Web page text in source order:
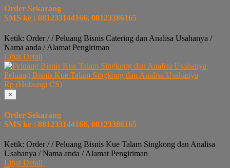
Order Sekarang
SMS ke : 081233144166, 08123386165
Ketik: Order / / Peluang Bisnis Catering dan Analisa Usahanya /
Nama anda / Alamat Pengiriman
Lihat Detail
Peluang Bisnis Kue Talam Singkong dan Analisa Usahanya
Rp (Hubungi CS)
×
Order Sekarang
SMS ke : 081233144166, 08123386165
Ketik: Order / / Peluang Bisnis Kue Talam Singkong dan Analisa
Usahanya / Nama anda / Alamat Pengiriman
Lihat Detail